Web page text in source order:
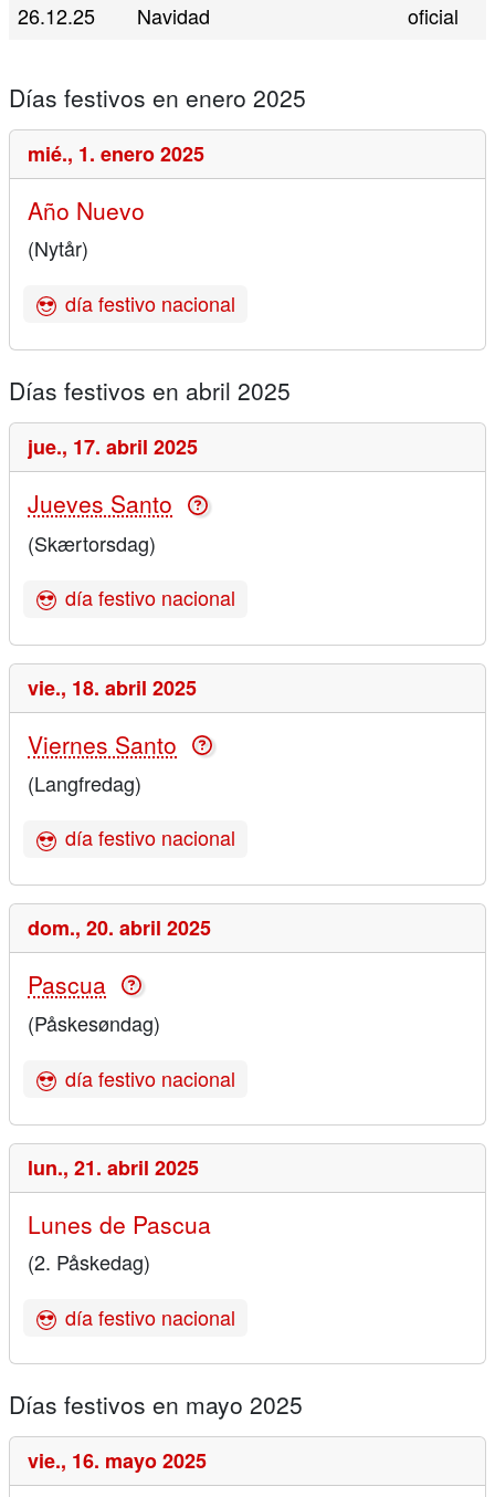
26.12.25
Navidad oficial
Días festivos en enero 2025
mié., 1. enero 2025
Año Nuevo
(Nytår)
día festivo nacional
Días festivos en abril 2025
jue., 17. abril 2025
Jueves Santo
(Skærtorsdag)
día festivo nacional
vie., 18. abril 2025
Viernes Santo
(Langfredag)
día festivo nacional
dom., 20. abril 2025
Pascua
(Påskesøndag)
día festivo nacional
lun., 21. abril 2025
Lunes de Pascua
(2. Påskedag)
día festivo nacional
Días festivos en mayo 2025
vie., 16. mayo 2025